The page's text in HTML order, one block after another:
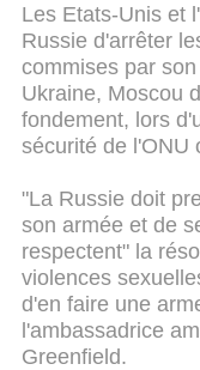
Les Etats-Unis et
Russie d'arrêter
commises par
Ukraine, Moscou
fondement, lors
sécurité de l'ONU
"La Russie doit
son armée et de
respectent" la
violences
d'en faire une
l'ambassadrice
Greenfield.